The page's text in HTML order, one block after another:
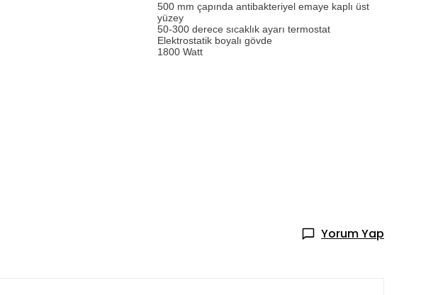
500 mm çapında antibakteriyel emaye kaplı üst
yüzey
50-300 derece sıcaklık ayarı termostat
Elektrostatik boyalı gövde
1800 Watt
Yorum Yap